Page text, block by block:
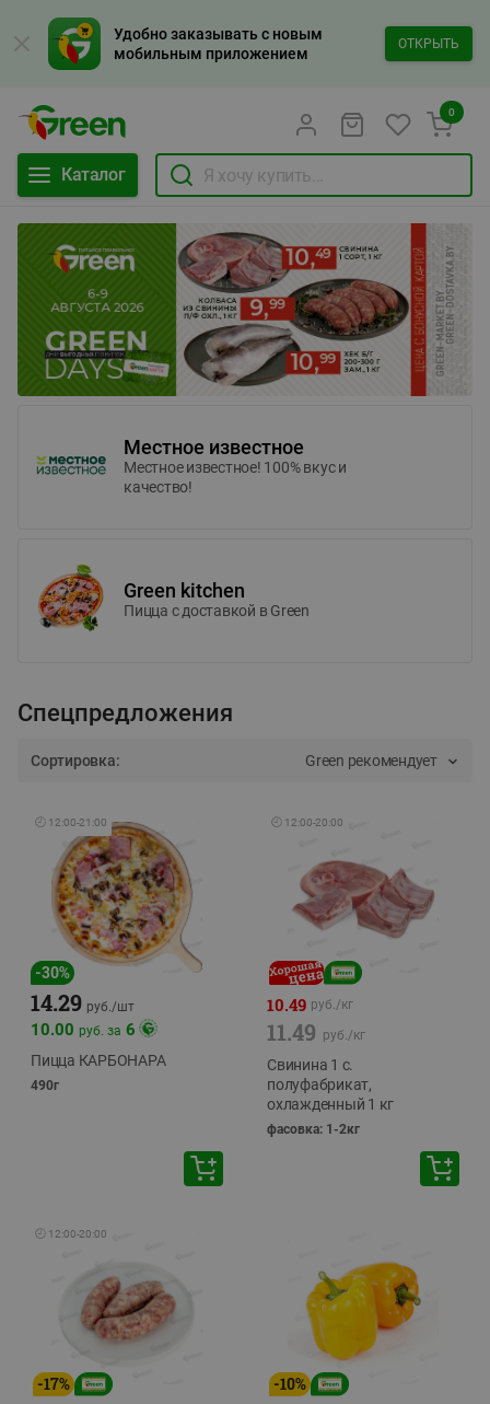
Удобно заказывать с новым
мобильным приложением
ОТКРЫТЬ
Каталог
0
Местное известное
Местное известное! 100% вкус и
качество!
Green kitchen
Пицца c доставкой в Green
Спецпредложения
Сортировка: Green рекомендует
🕘 12:00-21:00
-30%
14.29 руб./шт
10.00 руб. за 6
Пицца КАРБОНАРА
490г
🕘 12:00-20:00
10.49 руб./кг
11.49 руб./кг
Свинина 1 с.
полуфабрикат,
охлажденный 1 кг
фасовка: 1-2кг
🕘 12:00-20:00
-17% -10%